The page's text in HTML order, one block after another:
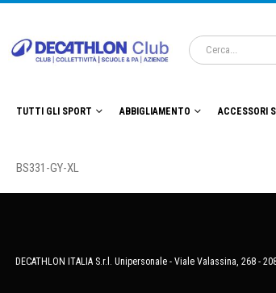
TUTTI GLI SPORT ABBIGLIAMENTO ACCESSORI
BS331-GY-XL
DECATHLON ITALIA S.r.l. Unipersonale - Viale Valassina, 268 -